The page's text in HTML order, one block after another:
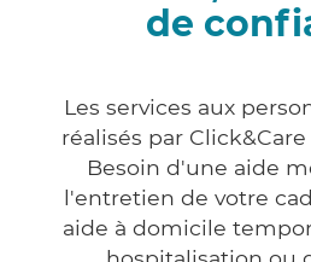
de
Les services aux
réalisés par
Besoin d'une aide
l'entretien de votre
aide à domicile